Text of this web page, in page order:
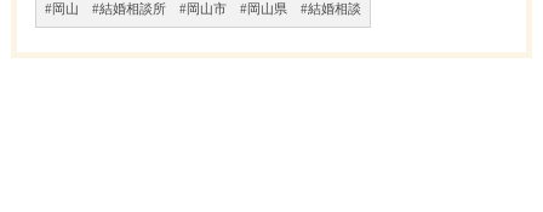
#岡山 #結婚相談所 #岡山市 #岡山県 #結婚相談